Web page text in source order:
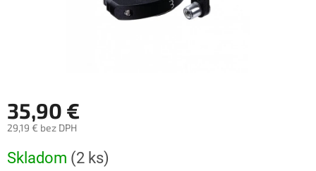
35,90 €
29,19 € bez DPH
cena:
Skladom (2 ks)